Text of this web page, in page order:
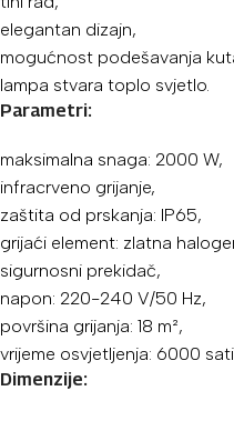
elegantan dizajn,
mogućnost podešavanja
lampa stvara toplo svjetlo.
Parametri:
maksimalna snaga: 2000 W,
infracrveno grijanje,
zaštita od prskanja: IP65,
grijaći element: zlatna
sigurnosni prekidač,
napon: 220-240 V/50 Hz,
površina grijanja: 18 m²,
vrijeme osvjetljenja: 6000 sati.
Dimenzije: